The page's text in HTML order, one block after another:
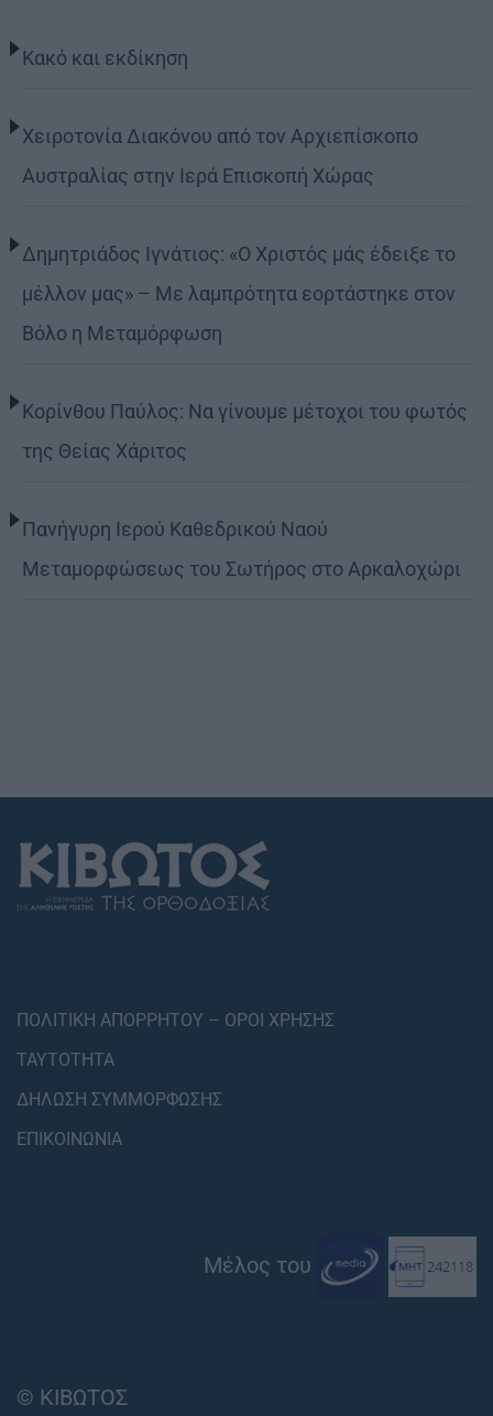
Κακό και εκδίκηση
Χειροτονία Διακόνου από τον Αρχιεπίσκοπο
Αυστραλίας στην Ιερά Επισκοπή Χώρας
Δημητριάδος Ιγνάτιος: «Ο Χριστός μάς έδειξε το
μέλλον μας» – Με λαμπρότητα εορτάστηκε στον
Βόλο η Μεταμόρφωση
Κορίνθου Παύλος: Να γίνουμε μέτοχοι του φωτός
της Θείας Χάριτος
Πανήγυρη Ιερού Καθεδρικού Ναού
Μεταμορφώσεως του Σωτήρος στο Αρκαλοχώρι
ΠΟΛΙΤΙΚΗ ΑΠΟΡΡΗΤΟΥ – ΟΡΟΙ ΧΡΗΣΗΣ
ΤΑΥΤΟΤΗΤΑ
ΔΗΛΩΣΗ ΣΥΜΜΟΡΦΩΣΗΣ
ΕΠΙΚΟΙΝΩΝΙΑ
Μέλος του
© ΚΙΒΩΤΟΣ